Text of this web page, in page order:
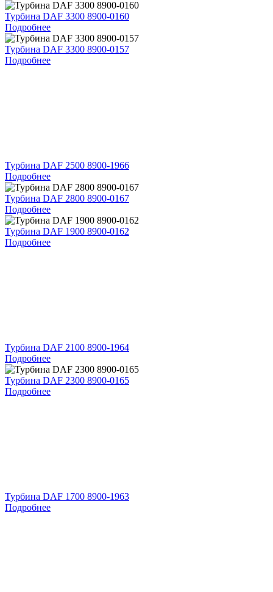
Турбина DAF 3300 8900-0160
Подробнее
Турбина DAF 3300 8900-0157
Подробнее
Турбина DAF 2500 8900-1966
Подробнее
Турбина DAF 2800 8900-0167
Подробнее
Турбина DAF 1900 8900-0162
Подробнее
Турбина DAF 2100 8900-1964
Подробнее
Турбина DAF 2300 8900-0165
Подробнее
Турбина DAF 1700 8900-1963
Подробнее